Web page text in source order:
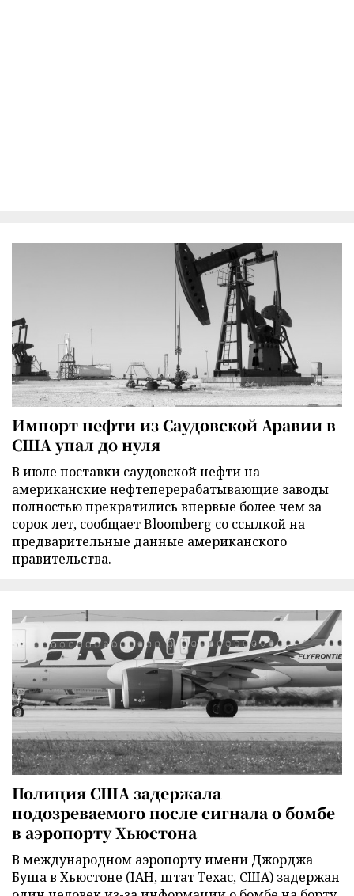
Импорт нефти из Саудовской Аравии в
США упал до нуля
В июле поставки саудовской нефти на
американские нефтеперерабатывающие заводы
полностью прекратились впервые более чем за
сорок лет, сообщает Bloomberg со ссылкой на
предварительные данные американского
правительства.
Полиция США задержала
подозреваемого после сигнала о бомбе
в аэропорту Хьюстона
В международном аэропорту имени Джорджа
Буша в Хьюстоне (IAH, штат Техас, США) задержан